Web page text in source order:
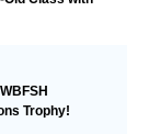
Trophy!